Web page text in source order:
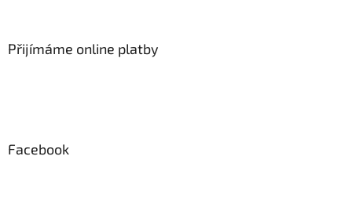
Přijímáme online platby
Facebook